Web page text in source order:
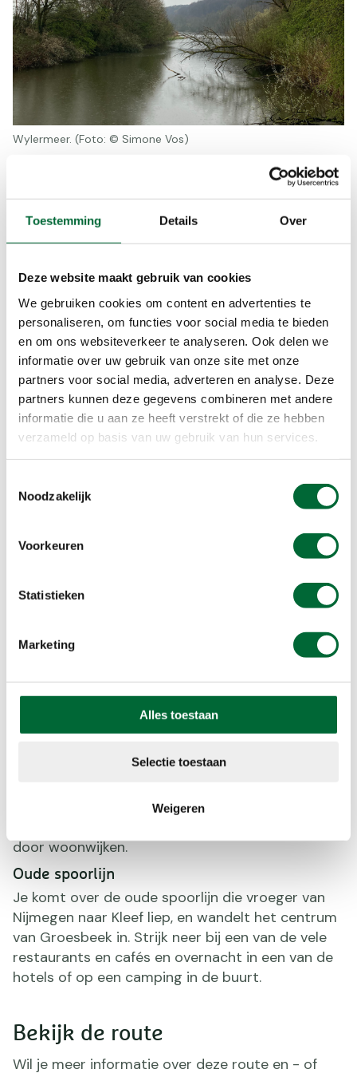
Toestemming Details Over
Deze website maakt gebruik van cookies
We gebruiken cookies om content en advertenties te
personaliseren, om functies voor social media te bieden
en om ons websiteverkeer te analyseren. Ook delen we
informatie over uw gebruik van onze site met onze
partners voor social media, adverteren en analyse. Deze
partners kunnen deze gegevens combineren met andere
informatie die u aan ze heeft verstrekt of die ze hebben
verzameld op basis van uw gebruik van hun services.
Noodzakelijk
Voorkeuren
Statistieken
Marketing
Alles toestaan
Selectie toestaan
Weigeren
Laat Zyfflich achter je en loop langs het
Wylermeer, een langgerekt meer, vroeger een
Rijnstrang en nu meer een recreatief gebied.
overgestoken, ben je weer in Nederland
aangekomen. De tocht gaat verder richting de
Duivelsberg, een pittige klim van 72 meter
omhoog, om uiteindelijk bij Pannenkoekenhuis De
Duivelsberg uit te komen. Leuk om even te
pauzeren.
Wylermeer. (Foto: © Simone Vos)
Airborn Market Garden
De etappe voert verder door de bossen en komt
ruim 2600 Canadese soldaten die bij de
overleden. Langzaamaan loop je richting
door woonwijken.
Oude spoorlijn
Je komt over de oude spoorlijn die vroeger van
Nijmegen naar Kleef liep, en wandelt het centrum
van Groesbeek in. Strijk neer bij een van de vele
restaurants en cafés en overnacht in een van de
hotels of op een camping in de buurt.
Bekijk de route
Wil je meer informatie over deze route en - of